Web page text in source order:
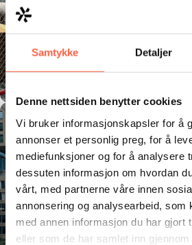
Samtykke Detaljer
Denne nettsiden benytter cookies
Vi bruker informasjonskapsler for å
annonser et personlig preg, for å
mediefunksjoner og for å analysere
dessuten informasjon om hvordan
vårt, med partnerne våre innen
annonsering og analysearbeid, som
med annen informasjon du har gjort
eller som de har samlet inn